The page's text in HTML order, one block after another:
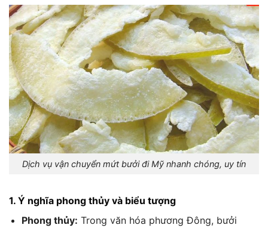
Dịch vụ vận chuyển mứt bưởi đi Mỹ nhanh chóng, uy tín
1. Ý nghĩa phong thủy và biểu tượng
Phong thủy: Trong văn hóa phương Đông, bưởi